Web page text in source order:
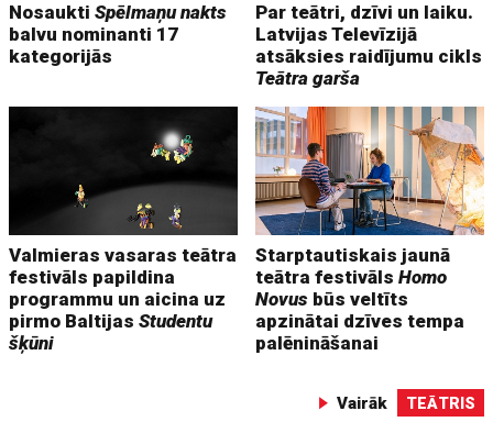
NosauktiSpēlmaņu nakts
balvu nominanti 17
kategorijās
Par teātri, dzīvi un laiku.
Latvijas Televīzijā
atsāksies raidījumu cikls
Teātra garša
Valmieras vasaras teātra
festivāls papildina
programmu un aicina uz
pirmo BaltijasStudentu
šķūni
Starptautiskais jaunā
teātra festivālsHomo
Novus būs veltīts
apzinātai dzīves tempa
palēnināšanai
Vairāk TEĀTRIS